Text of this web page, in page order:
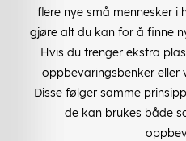
flere nye små mennesker i
gjøre alt du kan for å finne
Hvis du trenger ekstra
oppbevaringsbenker eller
Disse følger samme
de kan brukes både